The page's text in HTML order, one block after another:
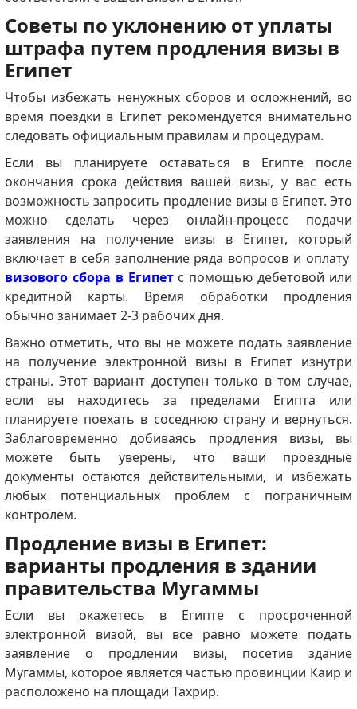
Советы по уклонению от уплаты
штрафа путем продления визы в
Египет
Чтобы избежать ненужных сборов и осложнений, во
время поездки в Египет рекомендуется внимательно
следовать официальным правилам и процедурам.
Если вы планируете оставаться в Египте после
окончания срока действия вашей визы, у вас есть
возможность запросить продление визы в Египет.Это
можно сделать через онлайн-процесс подачи
заявления на получение визы в Египет, который
включает в себя заполнение ряда вопросов и оплату
визового сбора в Египетс помощью дебетовой или
кредитной карты. Время обработки продления
обычно занимает 2-3 рабочих дня.
Важно отметить, что вы не можете подать заявление
на получение электронной визы в Египет изнутри
страны.Этот вариант доступен только в том случае,
если вы находитесь за пределами Египта или
планируете поехать в соседнюю страну и вернуться.
Заблаговременно добиваясь продления визы, вы
можете быть уверены, что ваши проездные
документы остаются действительными, и избежать
любых потенциальных проблем с пограничным
контролем.
Продление визы в Египет:
варианты продления в здании
правительства Мугаммы
Если вы окажетесь в Египте с просроченной
электронной визой, вы все равно можете подать
заявление о продлении визы, посетив здание
Мугаммы, которое является частью провинции Каир и
расположено на площади Тахрир.